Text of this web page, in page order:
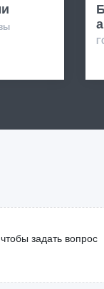
задать вопрос